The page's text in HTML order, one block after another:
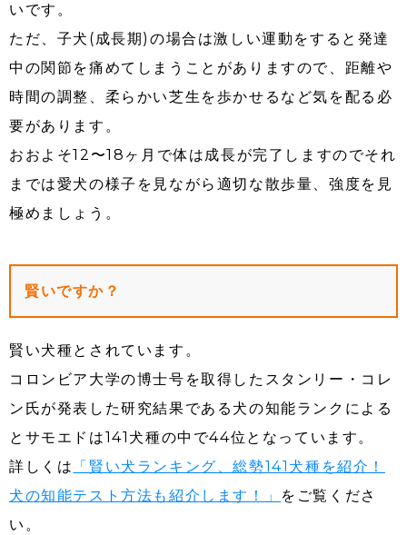
いです。
ただ、子犬(成長期)の場合は激しい運動をすると発達
中の関節を痛めてしまうことがありますので、距離や
時間の調整、柔らかい芝生を歩かせるなど気を配る必
要があります。
おおよそ12〜18ヶ月で体は成長が完了しますのでそれ
までは愛犬の様子を見ながら適切な散歩量、強度を見
極めましょう。
賢いですか？
賢い犬種とされています。
コロンビア大学の博士号を取得したスタンリー・コレ
ン氏が発表した研究結果である犬の知能ランクによる
とサモエドは141犬種の中で44位となっています。
詳しくは 「賢い犬ランキング、総勢141犬種を紹介！
犬の知能テスト方法も紹介します！」 をご覧くださ
い。